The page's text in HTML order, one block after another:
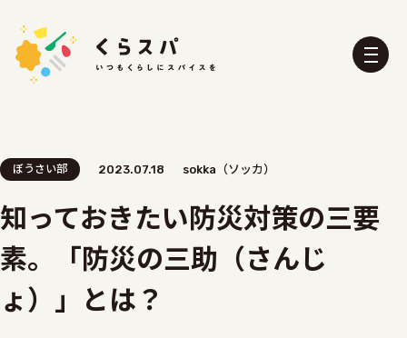
おふろ部
せいかつ部
ぼうさい部
ぼうさい部 2023.07.18 sokka（ソッカ）
知っておきたい防災対策の三要
素。「防災の三助（さんじ
ょ）」とは？